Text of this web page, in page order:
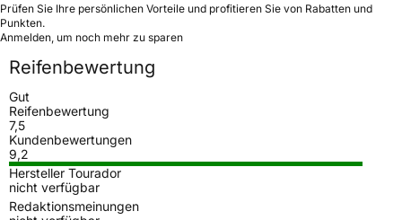
Prüfen Sie Ihre persönlichen Vorteile und profitieren Sie von Rabatten und
Punkten.
Anmelden, um noch mehr zu sparen
Reifenbewertung
Gut
Reifenbewertung
7,5
Kundenbewertungen
9,2
Hersteller Tourador
nicht verfügbar
Redaktionsmeinungen